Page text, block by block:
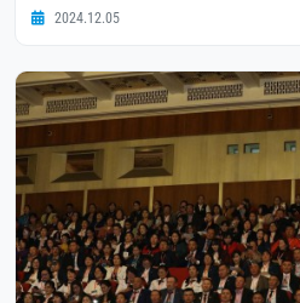
2024.12.05